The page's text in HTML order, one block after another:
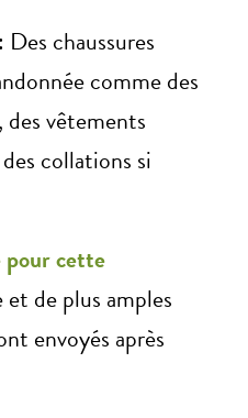
Des chaussures
comme des
vêtements
collations si
cette
de plus amples
envoyés après